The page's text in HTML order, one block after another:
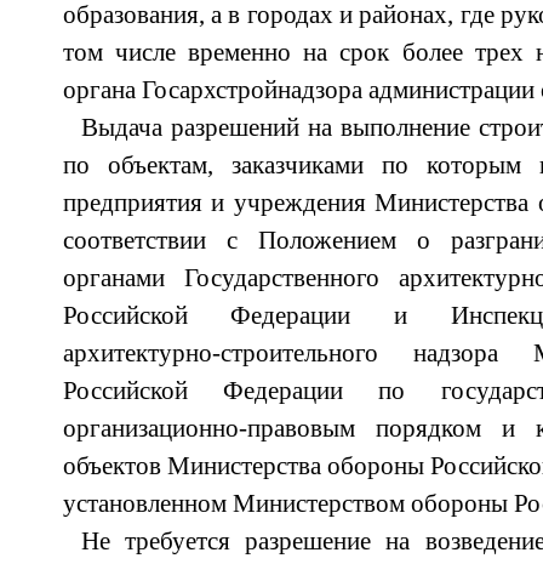
образования, а в городах и районах, где
том числе временно на срок более трех
органа Госархстройнадзора администрации
Выдача разрешений на выполнение
по объектам, заказчиками по которым
предприятия и учреждения Министерства
соответствии с Положением о
органами Государственного
Российской Федерации и
архитектурно-строительного
Российской Федерации по
организационно-правовым порядком и
объектов Министерства обороны
установленном Министерством обороны
Не требуется разрешение на